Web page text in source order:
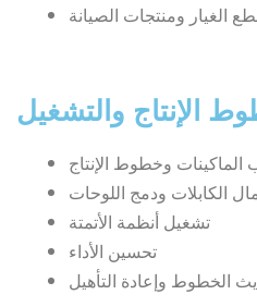
الغيار ومنتجات الصيانة
الإنتاج والتشغيل
الماكينات وخطوط الإنتاج
الكابلات ودمج اللوحات
تشغيل أنظمة الأتمتة
تحسين الأداء
الخطوط وإعادة التأهيل